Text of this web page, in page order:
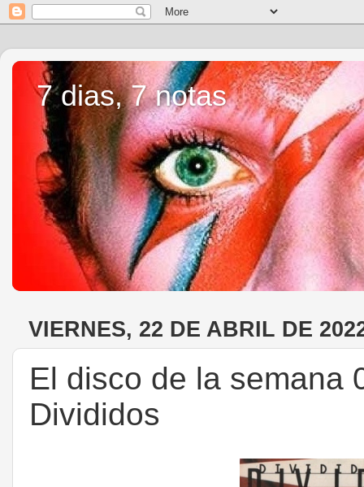
7 dias, 7 notas
VIERNES, 22 DE ABRIL DE
El disco de la semana
Divididos